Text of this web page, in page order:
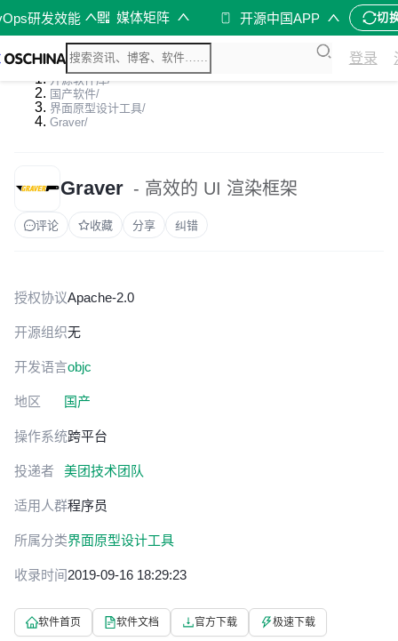
研发效能 媒体矩阵 开源中国APP 切
登录
开源软件库/
国产软件/
界面原型设计工具/
Graver/
Graver - 高效的 UI 渲染框架
评论 收藏 分享 纠错
授权协议Apache-2.0
开源组织无
开发语言objc
地区 国产
操作系统跨平台
投递者 美团技术团队
适用人群程序员
所属分类界面原型设计工具
收录时间2019-09-16 18:29:23
软件首页 软件文档 官方下载 极速下载